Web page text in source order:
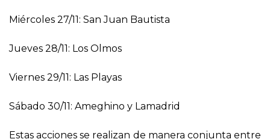
Miércoles 27/11: San Juan Bautista
Jueves 28/11: Los Olmos
Viernes 29/11: Las Playas
Sábado 30/11: Ameghino y Lamadrid
Estas acciones se realizan de manera conjunta entre